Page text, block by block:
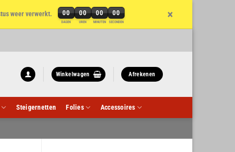
weer verwerkt. 00
DAGEN
00
UREN
00
MINUTEN
00
SECONDEN
×
Winkelwagen Afrekenen
Steigernetten Folies Accessoires